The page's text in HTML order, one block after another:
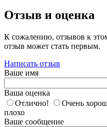
Отзыв и оценка
К сожалению, отзывов к
отзыв может стать первым.
Написать отзыв
Ваше имя
Ваша оценка
Отлично!
Очень
плохо
Ваше сообщение